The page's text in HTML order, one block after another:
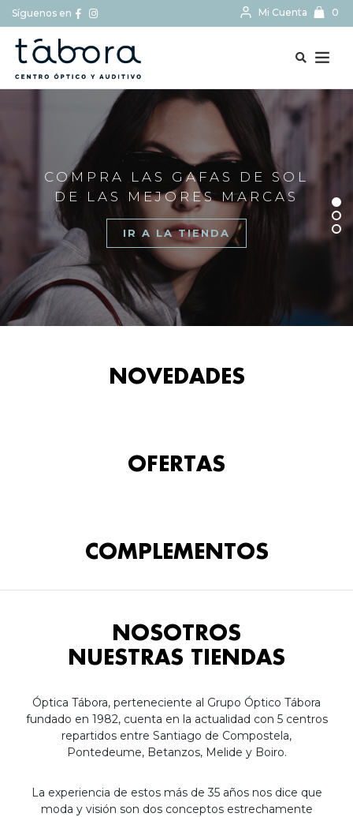
Síguenos en Mi Cuenta 0
COMPRA LAS GAFAS DE SOL
DE LAS MEJORES MARCAS
IR A LA TIENDA
NOVEDADES
OFERTAS
COMPLEMENTOS
NOSOTROS
NUESTRAS TIENDAS
Óptica Tábora, perteneciente al Grupo Óptico Tábora
fundado en 1982, cuenta en la actualidad con 5 centros
repartidos entre Santiago de Compostela,
Pontedeume, Betanzos, Melide y Boiro.
La experiencia de estos más de 35 años nos dice que
moda y visión son dos conceptos estrechamente